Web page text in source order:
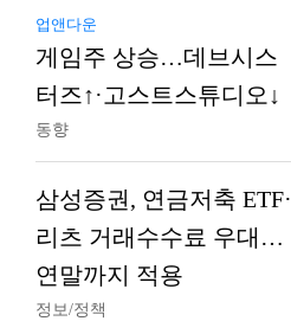
업앤다운
게임주 상승…데브시스
터즈↑·고스트스튜디오↓
동향
삼성증권, 연금저축 ETF·
리츠 거래수수료 우대…
연말까지 적용
정보/정책